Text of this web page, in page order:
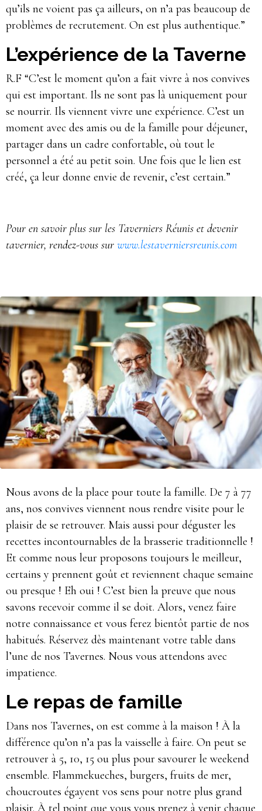
qu’ils ne voient pas ça ailleurs, on n’a pas beaucoup de
problèmes de recrutement. On est plus authentique.”
L’expérience de la Taverne
R.F “C’est le moment qu’on a fait vivre à nos convives
qui est important. Ils ne sont pas là uniquement pour
se nourrir. Ils viennent vivre une expérience. C’est un
moment avec des amis ou de la famille pour déjeuner,
partager dans un cadre confortable, où tout le
personnel a été au petit soin. Une fois que le lien est
créé, ça leur donne envie de revenir, c’est certain.”
Pour en savoir plus sur les Taverniers Réunis et devenir
tavernier, rendez-vous sur www.lestaverniersreunis.com
Nous avons de la place pour toute la famille. De 7 à 77
ans, nos convives viennent nous rendre visite pour le
plaisir de se retrouver. Mais aussi pour déguster les
recettes incontournables de la brasserie traditionnelle !
Et comme nous leur proposons toujours le meilleur,
certains y prennent goût et reviennent chaque semaine
ou presque ! Eh oui ! C’est bien la preuve que nous
savons recevoir comme il se doit. Alors, venez faire
notre connaissance et vous ferez bientôt partie de nos
habitués. Réservez dès maintenant votre table dans
l’une de nos Tavernes. Nous vous attendons avec
impatience.
Le repas de famille
Dans nos Tavernes, on est comme à la maison ! À la
différence qu’on n’a pas la vaisselle à faire. On peut se
retrouver à 5, 10, 15 ou plus pour savourer le weekend
ensemble. Flammekueches, burgers, fruits de mer,
choucroutes égayent vos sens pour notre plus grand
plaisir. À tel point que vous vous prenez à venir chaque